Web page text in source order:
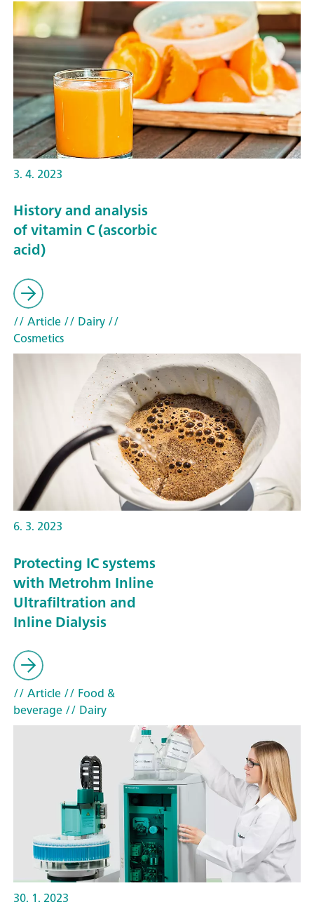
3. 4. 2023
History and analysis
of vitamin C (ascorbic
acid)
// Article// Dairy//
Cosmetics
6. 3. 2023
Protecting IC systems
with Metrohm Inline
Ultrafiltration and
Inline Dialysis
// Article// Food &
beverage// Dairy
30. 1. 2023